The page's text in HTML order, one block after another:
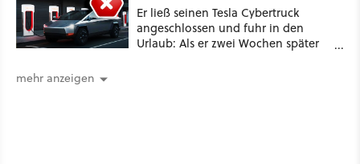
Er ließ seinen Tesla Cybertruck
angeschlossen und fuhr in den
Urlaub: Als er zwei Wochen später
mehr anzeigen